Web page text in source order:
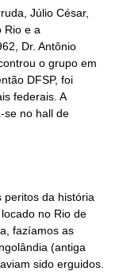
Júlio César,
Rio e a
Dr. Antônio
o grupo em
DFSP, foi
federais. A
se no hall de
peritos da história
no Rio de
fazíamos as
(antiga
sido erguidos.